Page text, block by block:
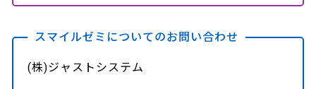
スマイルゼミについてのお問い合わせ
(株)ジャストシステム